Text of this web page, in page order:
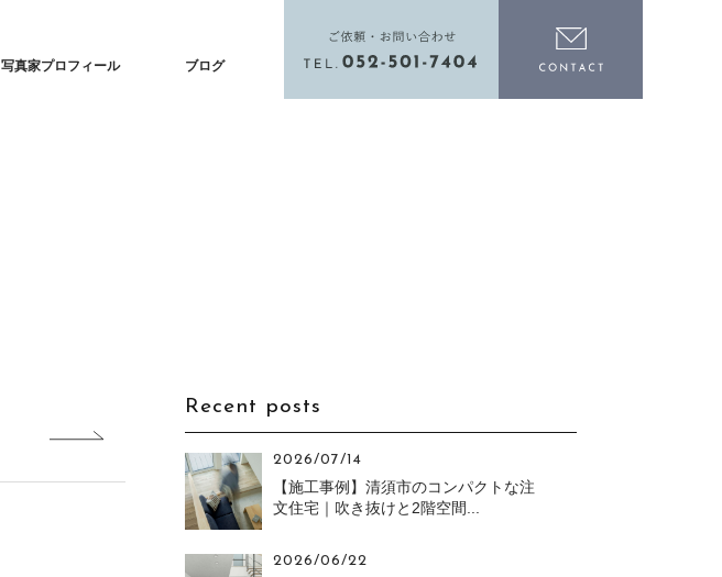
写真家プロフィール ブログ
電話をかける
Recent posts
2026/07/14
【施工事例】清須市のコンパクトな注
文住宅｜吹き抜けと2階空間...
2026/06/22